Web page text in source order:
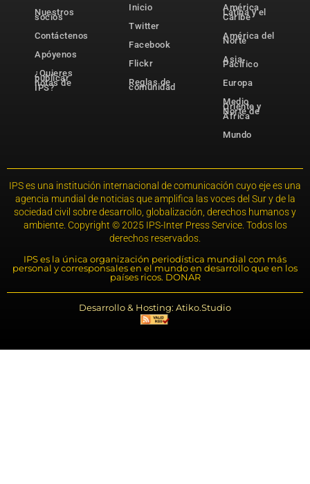
Nuestros
socios
Contáctenos
Apóyenos
¿Quieres
publicar
notas de
IPS?
Inicio
Twitter
Facebook
Flickr
Reglas de
comunidad
América
Latina y el
Caribe
América del
Norte
Asia-
Pacífico
Europa
Medio
Oriente y
Norte de
África
Mundo
IPS es una institución internacional de comunicación cuyo eje es una
agencia mundial de noticias que amplifica las voces del Sur y de la
sociedad civil sobre desarrollo, globalización, derechos humanos y
ambiente. Copyright © 2025 IPS-Inter Press Service. Todos los
derechos reservados.
IPS es la única organización periodística mundial con más
personal y corresponsales en el mundo en desarrollo que en los
países ricos. DONAR
Desarrollo & Hosting: Atiko.Studio